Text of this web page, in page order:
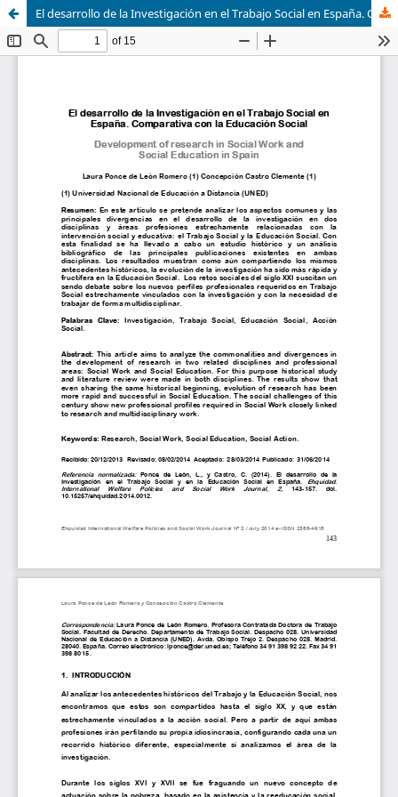
El desarrollo de la Investigación en el Trabajo Social en España. Comparativa con la Educación Social